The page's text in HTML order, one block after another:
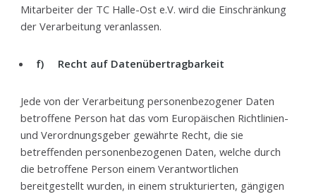
Mitarbeiter der TC Halle-Ost e.V. wird die Einschränkung
der Verarbeitung veranlassen.
f) Recht auf Datenübertragbarkeit
Jede von der Verarbeitung personenbezogener Daten
betroffene Person hat das vom Europäischen Richtlinien-
und Verordnungsgeber gewährte Recht, die sie
betreffenden personenbezogenen Daten, welche durch
die betroffene Person einem Verantwortlichen
bereitgestellt wurden, in einem strukturierten, gängigen